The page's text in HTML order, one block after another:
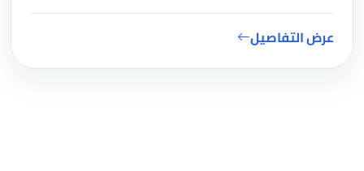
عرض التفاصيل